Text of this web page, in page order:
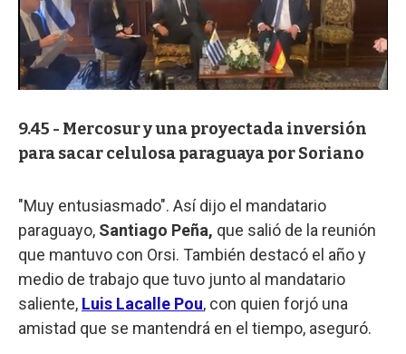
9.45 - Mercosury una proyectada inversión
para sacar celulosa paraguaya porSoriano
"Muy entusiasmado". Así dijo el mandatario
paraguayo, Santiago Peña, que salió de la reunión
que mantuvo con Orsi. También destacó el año y
medio de trabajo que tuvo junto al mandatario
saliente, Luis Lacalle Pou, con quien forjó una
amistad que se mantendrá en el tiempo, aseguró.